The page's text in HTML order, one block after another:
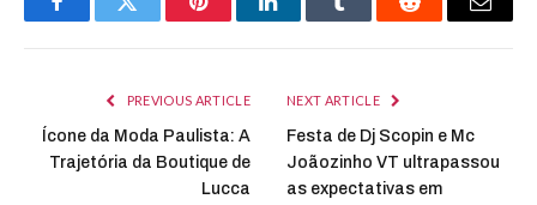
FacebookTwitter PinterestLinkedInTumblr Reddit Email
PREVIOUS ARTICLE
Ícone da Moda Paulista: A
Trajetória da Boutique de
Lucca
NEXT ARTICLE
Festa de Dj Scopin e Mc
Joãozinho VT ultrapassou
as expectativas em